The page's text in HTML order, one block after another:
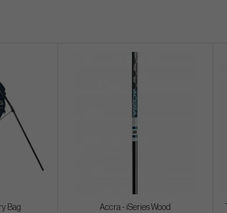
Bag Accra - iSeries Wood